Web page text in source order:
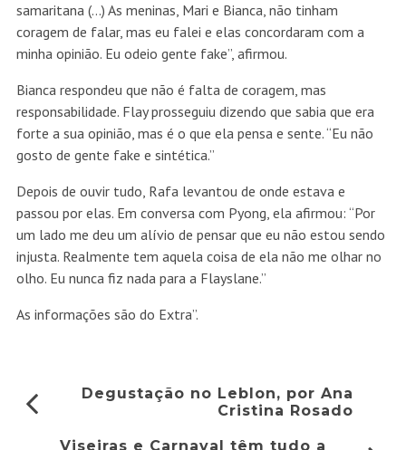
samaritana (…) As meninas, Mari e Bianca, não tinham
coragem de falar, mas eu falei e elas concordaram com a
minha opinião. Eu odeio gente fake”, afirmou.
Bianca respondeu que não é falta de coragem, mas
responsabilidade. Flay prosseguiu dizendo que sabia que era
forte a sua opinião, mas é o que ela pensa e sente. “Eu não
gosto de gente fake e sintética.”
Depois de ouvir tudo, Rafa levantou de onde estava e
passou por elas. Em conversa com Pyong, ela afirmou: “Por
um lado me deu um alívio de pensar que eu não estou sendo
injusta. Realmente tem aquela coisa de ela não me olhar no
olho. Eu nunca fiz nada para a Flayslane.”
As informações são do Extra”.
Degustação no Leblon, por Ana
Cristina Rosado
Viseiras e Carnaval têm tudo a